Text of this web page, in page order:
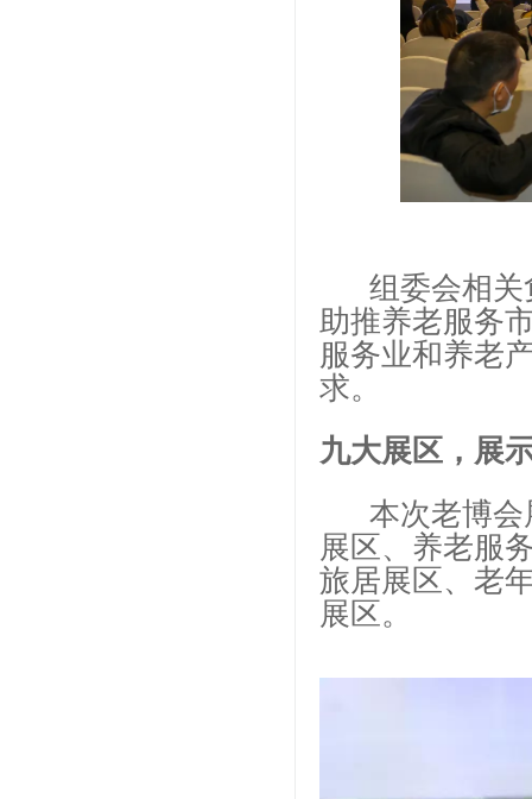
组委会相关
助推养老服务
服务业和养老
求。
九大展区，展
本次老博会
展区、养老服
旅居展区、老
展区。